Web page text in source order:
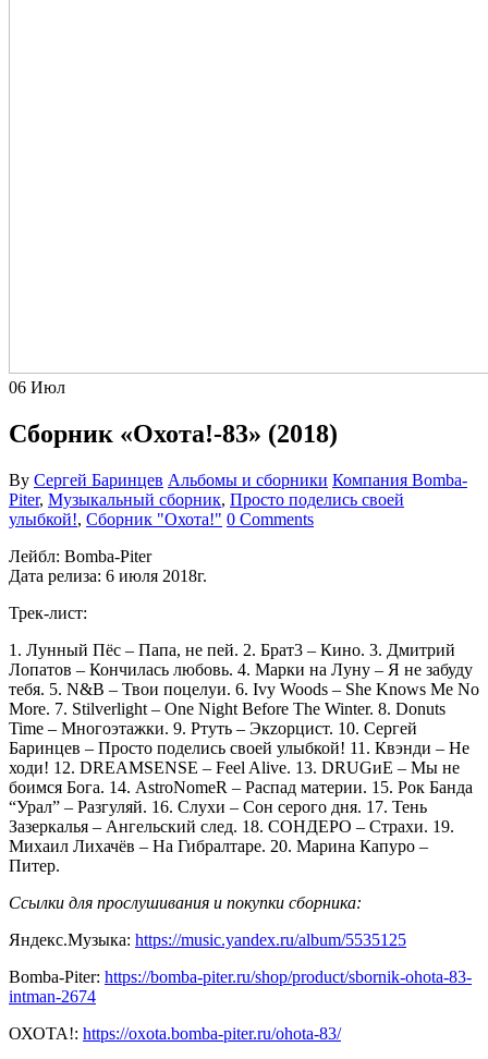
06 Июл
Сборник «Охота!-83» (2018)
By Сергей Баринцев Альбомы и сборники Компания Bomba-
Piter, Музыкальный сборник, Просто поделись своей
улыбкой!, Сборник "Охота!" 0 Comments
Лейбл: Bomba-Piter
Дата релиза: 6 июля 2018г.
Трек-лист:
1. Лунный Пёс – Папа, не пей. 2. Брат3 – Кино. 3. Дмитрий
Лопатов – Кончилась любовь. 4. Марки на Луну – Я не забуду
тебя. 5. N&B – Твои поцелуи. 6. Ivy Woods – She Knows Me No
More. 7. Stilverlight – One Night Before The Winter. 8. Donuts
Time – Многоэтажки. 9. Ртуть – Экzорцист. 10. Сергей
Баринцев – Просто поделись своей улыбкой! 11. Квэнди – Не
ходи! 12. DREAMSENSE – Feel Alive. 13. DRUGиE – Мы не
боимся Бога. 14. AstroNomeR – Распад материи. 15. Рок Банда
“Урал” – Разгуляй. 16. Слухи – Сон серого дня. 17. Тень
Зазеркалья – Ангельский след. 18. СОНДЕРО – Страхи. 19.
Михаил Лихачёв – На Гибралтаре. 20. Марина Капуро –
Питер.
Ссылки для прослушивания и покупки сборника:
Яндекс.Музыка: https://music.yandex.ru/album/5535125
Bomba-Piter: https://bomba-piter.ru/shop/product/sbornik-ohota-83-
intman-2674
ОХОТА!: https://oxota.bomba-piter.ru/ohota-83/